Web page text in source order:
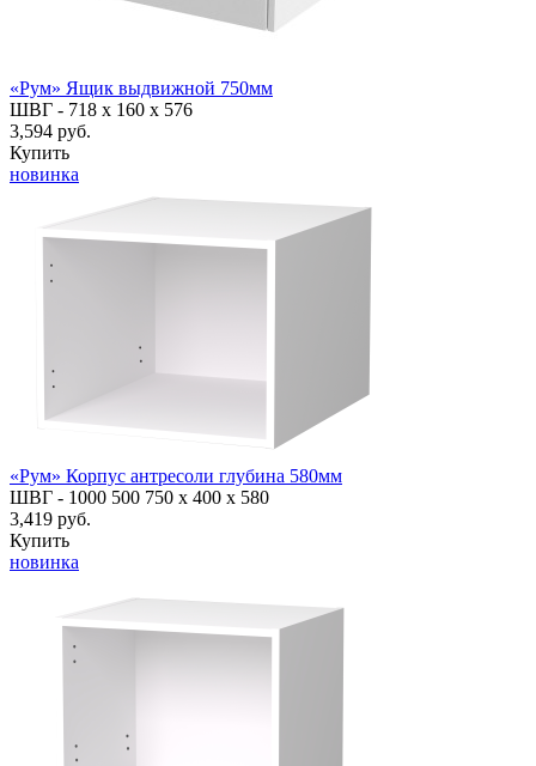
«Рум» Ящик выдвижной 750мм
ШВГ - 718 х 160 х 576
3,594 руб.
Купить
новинка
«Рум» Корпус антресоли глубина 580мм
ШВГ - 1000 500 750 х 400 х 580
3,419 руб.
Купить
новинка